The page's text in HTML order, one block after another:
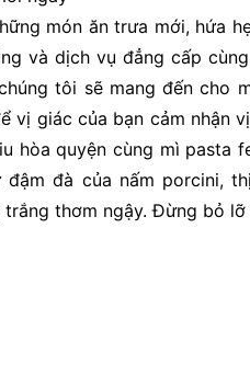
món ăn trưa mới, hứa
và dịch vụ đẳng cấp
tôi sẽ mang đến cho
vị giác của bạn cảm nhận
hòa quyện cùng mì pasta
đà của nấm porcini,
thơm ngậy. Đừng bỏ lỡ